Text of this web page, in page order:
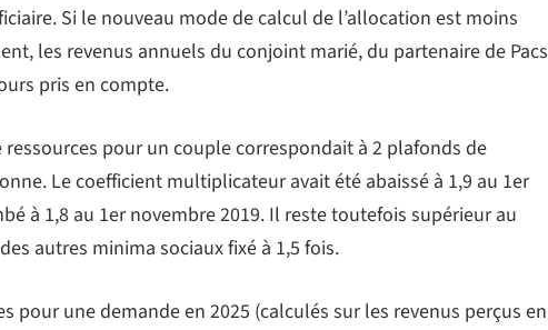
Si le nouveau mode de calcul de l’allocation est moins
les revenus annuels du conjoint marié, du partenaire de Pacs
pris en compte.
pour un couple correspondait à 2 plafonds de
Le coefficient multiplicateur avait été abaissé à 1,9 au 1er
à 1,8 au 1er novembre 2019. Il reste toutefois supérieur au
autres minima sociaux fixé à 1,5 fois.
pour une demande en 2025 (calculés sur les revenus perçus en